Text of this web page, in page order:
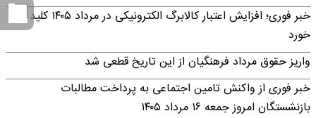
خبر فوری؛ افزایش اعتبار کالابرگ الکترونیکی در مرداد ۱۴۰۵ کلید
خورد
واریز حقوق مرداد فرهنگیان از این تاریخ قطعی شد
خبر فوری از واکنش تامین اجتماعی به پرداخت مطالبات
بازنشستگان امروز جمعه ۱۶ مرداد ۱۴۰۵